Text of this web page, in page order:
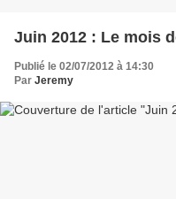
Juin 2012 : Le mois
Publié le 02/07/2012 à 14:30
Par Jeremy